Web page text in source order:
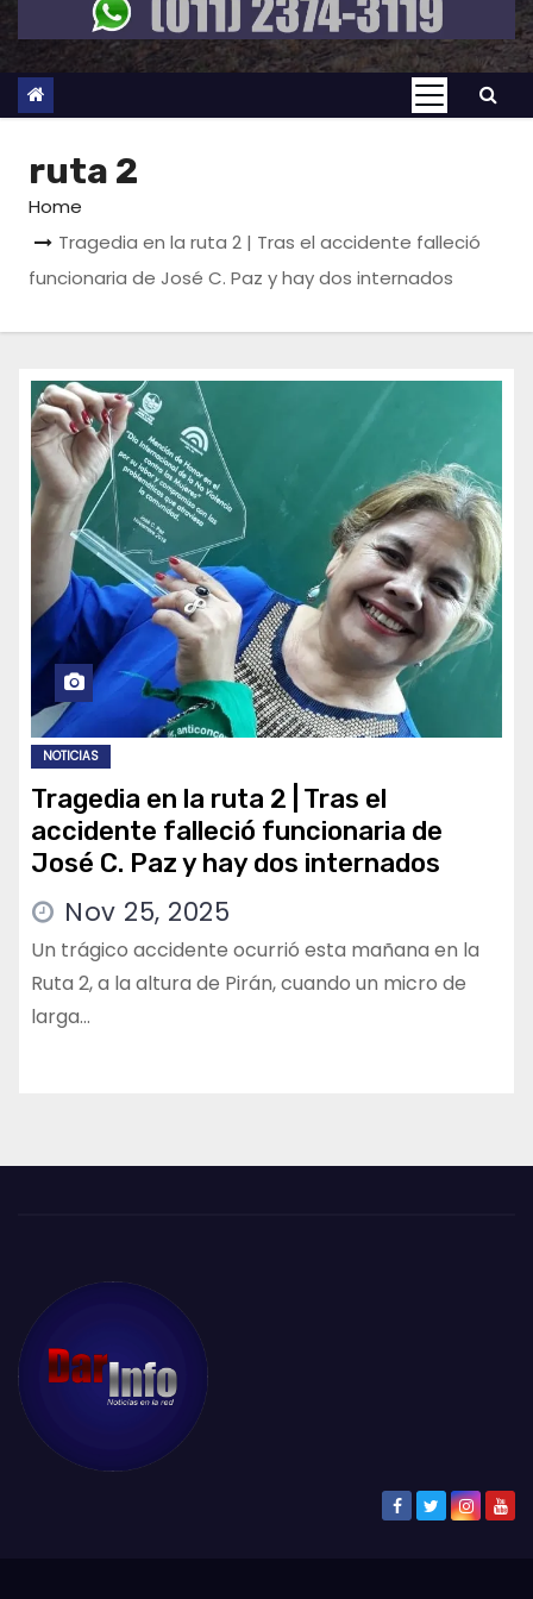
ruta 2
Home
Tragedia en la ruta 2 | Tras el accidente falleció
funcionaria de José C. Paz y hay dos internados
NOTICIAS
Tragedia en la ruta 2 | Tras el
accidente falleció funcionaria de
José C. Paz y hay dos internados
Nov 25, 2025
Un trágico accidente ocurrió esta mañana en la
Ruta 2, a la altura de Pirán, cuando un micro de
larga…